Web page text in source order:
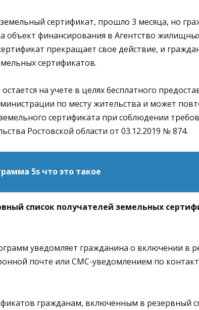
сертификат, прошло 3 месяца, но
объект финансирования в Агентство
прекращает свое действие, и
сертификатов.
на учете в целях бесплатного
по месту жительства и может
сертификата при соблюдении
Ростовской области от 03.12.2019 № 874.
5s что это такое
список получателей земельных
уведомляет гражданина о включении в
почте или СМС-уведомлением по
гражданам, включенным в резервный